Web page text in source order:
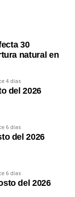
30
natural en
4 días
del 2026
6 días
del 2026
6 días
del 2026